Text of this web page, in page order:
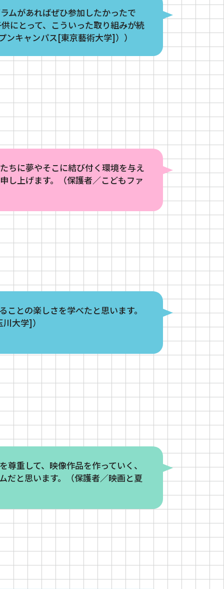
ムがあればぜひ参加したかったで
にとって、こういった取り組みが続
ンキャンパス[東京藝術大学]））
ちに夢やそこに結び付く環境を与え
し上げます。（保護者／こどもファ
との楽しさを学べたと思います。
大学]）
重して、映像作品を作っていく、
だと思います。（保護者／映画と夏